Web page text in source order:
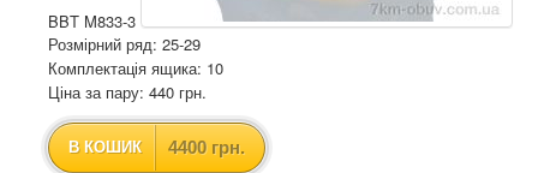
BBT M833-3
Розмірний ряд: 25-29
Комплектація ящика: 10
Ціна за пару: 440 грн.
В КОШИК 4400 грн.